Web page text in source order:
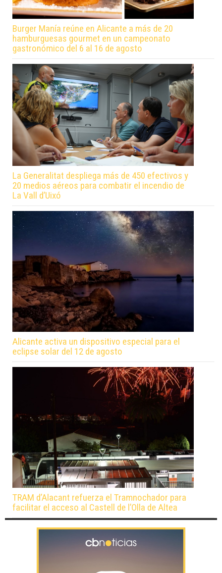
Burger Manía reúne en Alicante a más de 20
hamburguesas gourmet en un campeonato
gastronómico del 6 al 16 de agosto
La Generalitat despliega más de 450 efectivos y
20 medios aéreos para combatir el incendio de
La Vall d’Uixó
Alicante activa un dispositivo especial para el
eclipse solar del 12 de agosto
TRAM d’Alacant refuerza el Tramnochador para
facilitar el acceso al Castell de l’Olla de Altea